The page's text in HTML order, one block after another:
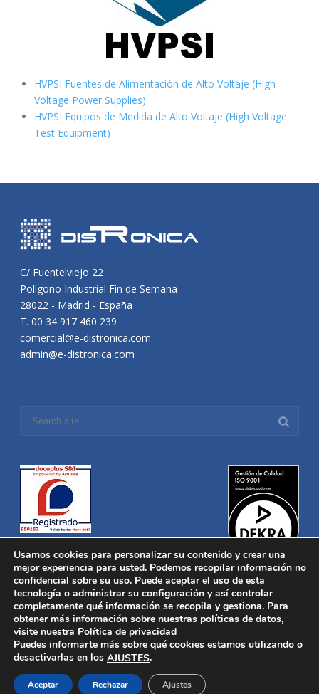
HVPSI Fuentes de Alimentación de Alto Voltaje (High
Voltage Power Supplies)
HVPSI Equipos de Medida de Alto Voltaje (High Voltage
Test Equipment)
C/ Fuentelviejo 22
Polígono Industrial Fin de Semana
28022 - Madrid - España
T. 00 34 917 460 239
comercial@e-distronica.com
admin@e-distronica.com
Distronica © 2016 Todos los derechos reservados.Aviso legal
Política de privacidad|Política de Cookies
Desarrollado porNucleosoft
Inicio
Quiénes Somos
Distribución
Usamos cookies para personalizar su contenido y crear una
mejor experiencia para usted. Podemos recopilar información no
confidencial sobre su uso. Puede aceptar el uso de esta
tecnología o administrar su configuración y así controlar
completamente qué información se recopila y gestiona. Para
obtener más información sobre nuestras políticas de datos,
visite nuestra Política de privacidad
Puedes informarte más sobre qué cookies estamos utilizando o
desactivarlas en los AJUSTES.
Aceptar Rechazar Ajustes